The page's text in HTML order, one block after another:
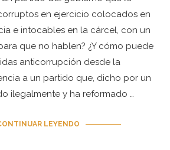
en ejercicio colocados en
e intocables en la cárcel, con un
que no hablen? ¿Y cómo puede
anticorrupción desde la
a un partido que, dicho por un
ilegalmente y ha reformado …
LEYENDO